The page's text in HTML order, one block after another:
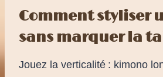
Comment styliser
sans marquer la
Jouez la verticalité : kimono